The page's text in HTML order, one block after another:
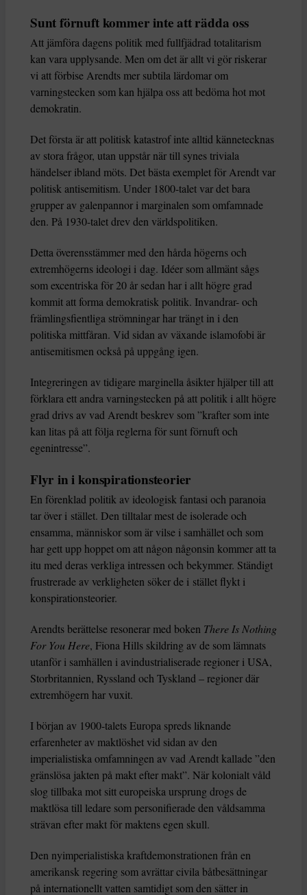
Sunt förnuft kommer inte att rädda oss
Att jämföra dagens politik med fullfjädrad totalitarism
kan vara upplysande. Men om det är allt vi gör riskerar
vi att förbise Arendts mer subtila lärdomar om
varningstecken som kan hjälpa oss att bedöma hot mot
demokratin.
Det första är att politisk katastrof inte alltid kännetecknas
av stora frågor, utan uppstår när till synes triviala
händelser ibland möts. Det bästa exemplet för Arendt var
politisk antisemitism. Under 1800-talet var det bara
grupper av galenpannor i marginalen som omfamnade
den. På 1930-talet drev den världspolitiken.
Detta överensstämmer med den hårda högerns och
extremhögerns ideologi i dag. Idéer som allmänt sågs
som excentriska för 20 år sedan har i allt högre grad
kommit att forma demokratisk politik. Invandrar- och
främlingsfientliga strömningar har trängt in i den
politiska mittfåran. Vid sidan av växande islamofobi är
antisemitismen också på uppgång igen.
Integreringen av tidigare marginella åsikter hjälper till att
förklara ett andra varningstecken på att politik i allt högre
grad drivs av vad Arendt beskrev som ”krafter som inte
kan litas på att följa reglerna för sunt förnuft och
egenintresse”.
Flyr in i konspirationsteorier
En förenklad politik av ideologisk fantasi och paranoia
tar över i stället. Den tilltalar mest de isolerade och
ensamma, människor som är vilse i samhället och som
har gett upp hoppet om att någon någonsin kommer att ta
itu med deras verkliga intressen och bekymmer. Ständigt
frustrerade av verkligheten söker de i stället flykt i
konspirationsteorier.
Arendts berättelse resonerar med boken There Is Nothing
For You Here, Fiona Hills skildring av de som lämnats
utanför i samhällen i avindustrialiserade regioner i USA,
Storbritannien, Ryssland och Tyskland – regioner där
extremhögern har vuxit.
I början av 1900-talets Europa spreds liknande
erfarenheter av maktlöshet vid sidan av den
imperialistiska omfamningen av vad Arendt kallade ”den
gränslösa jakten på makt efter makt”. När kolonialt våld
slog tillbaka mot sitt europeiska ursprung drogs de
maktlösa till ledare som personifierade den våldsamma
strävan efter makt för maktens egen skull.
Den nyimperialistiska kraftdemonstrationen från en
amerikansk regering som avrättar civila båtbesättningar
på internationellt vatten samtidigt som den sätter in